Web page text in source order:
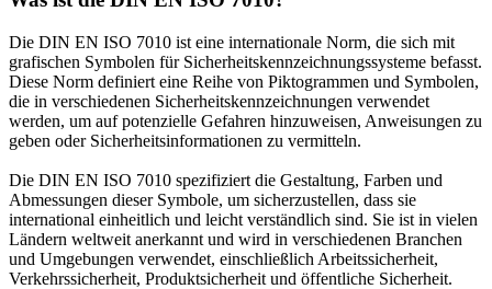
Die DIN EN ISO 7010 ist eine internationale Norm, die sich mit
grafischen Symbolen für Sicherheitskennzeichnungssysteme befasst.
Diese Norm definiert eine Reihe von Piktogrammen und Symbolen,
die in verschiedenen Sicherheitskennzeichnungen verwendet
werden, um auf potenzielle Gefahren hinzuweisen, Anweisungen zu
geben oder Sicherheitsinformationen zu vermitteln.
Die DIN EN ISO 7010 spezifiziert die Gestaltung, Farben und
Abmessungen dieser Symbole, um sicherzustellen, dass sie
international einheitlich und leicht verständlich sind. Sie ist in vielen
Ländern weltweit anerkannt und wird in verschiedenen Branchen
und Umgebungen verwendet, einschließlich Arbeitssicherheit,
Verkehrssicherheit, Produktsicherheit und öffentliche Sicherheit.